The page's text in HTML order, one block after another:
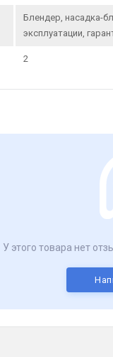
Блендер, насадка-
эксплуатации,
2
У этого товара нет